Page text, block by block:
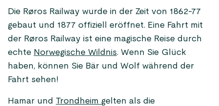
Die Røros Railway wurde in der Zeit von 1862-77
gebaut und 1877 offiziell eröffnet. Eine Fahrt mit
der Røros Railway ist eine magische Reise durch
echte Norwegische Wildnis. Wenn Sie Glück
haben, können Sie Bär und Wolf während der
Fahrt sehen!
Hamar und Trondheim gelten als die